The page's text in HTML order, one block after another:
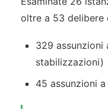
oltre a 53 delibere
329
stabilizzazioni)
45 assunzioni